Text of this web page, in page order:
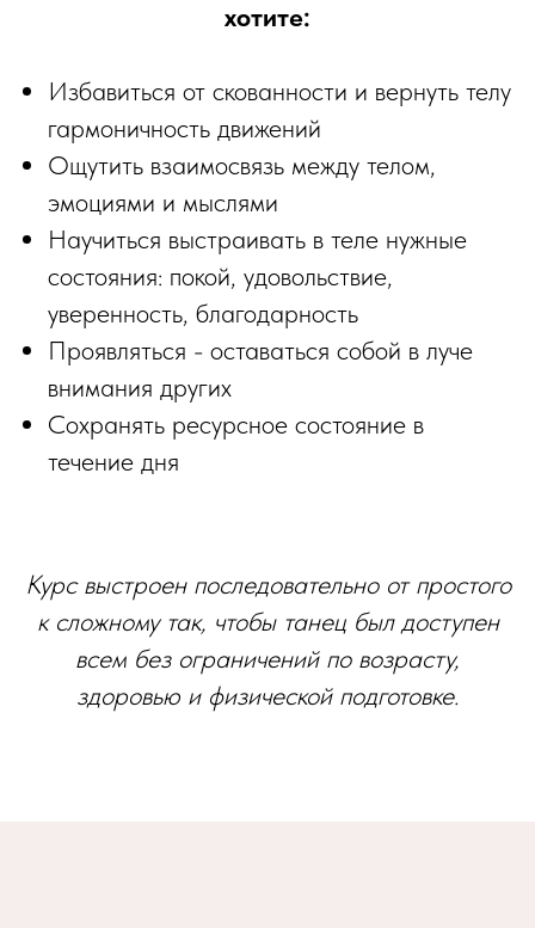
хотите:
Избавиться от скованности и вернуть телу
гармоничность движений
Ощутить взаимосвязь между телом,
эмоциями и мыслями
Научиться выстраивать в теле нужные
состояния: покой, удовольствие,
уверенность, благодарность
Проявляться - оставаться собой в луче
внимания других
Сохранять ресурсное состояние в
течение дня
Курс выстроен последовательно от простого
к сложному так, чтобы танец был доступен
всем без ограничений по возрасту,
здоровью и физической подготовке.